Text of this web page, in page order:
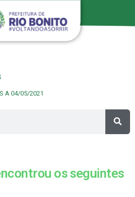
A 04/05/2021
os seguintes